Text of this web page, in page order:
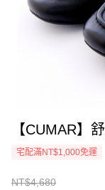
【CUMAR】
宅配滿NT$1,000免運
NT$4,680